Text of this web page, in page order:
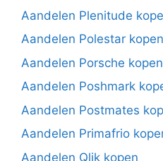
Aandelen Plenitude
Aandelen Polestar kopen
Aandelen Porsche kopen
Aandelen Poshmark
Aandelen Postmates
Aandelen Primafrio
Aandelen Qlik kopen